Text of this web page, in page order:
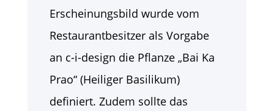
Erscheinungsbild wurde vom
Restaurantbesitzer als Vorgabe
an c-i-design die Pflanze „Bai Ka
Prao“ (Heiliger Basilikum)
definiert. Zudem sollte das